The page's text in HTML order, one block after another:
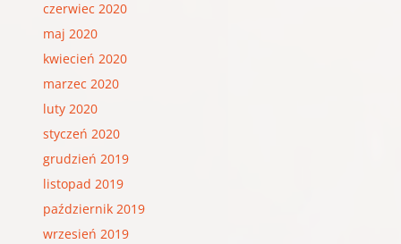
czerwiec 2020
maj 2020
kwiecień 2020
marzec 2020
luty 2020
styczeń 2020
grudzień 2019
listopad 2019
październik 2019
wrzesień 2019